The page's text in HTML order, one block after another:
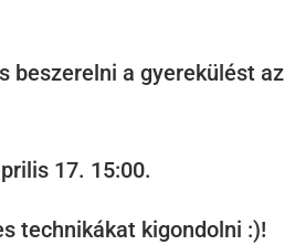
beszerelni a gyerekülést az
17. 15:00.
technikákat kigondolni :)!